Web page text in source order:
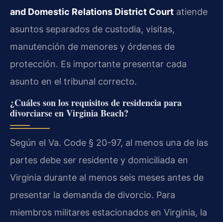
and Domestic Relations District Court atiende
asuntos separados de custodia, visitas,
manutención de menores y órdenes de
protección. Es importante presentar cada
asunto en el tribunal correcto.
¿Cuáles son los requisitos de residencia para
divorciarse en Virginia Beach?
Según el Va. Code § 20-97, al menos una de las
partes debe ser residente y domiciliada en
Virginia durante al menos seis meses antes de
presentar la demanda de divorcio. Para
miembros militares estacionados en Virginia, la